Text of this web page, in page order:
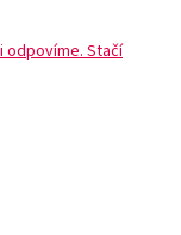
odpovíme. Stačí